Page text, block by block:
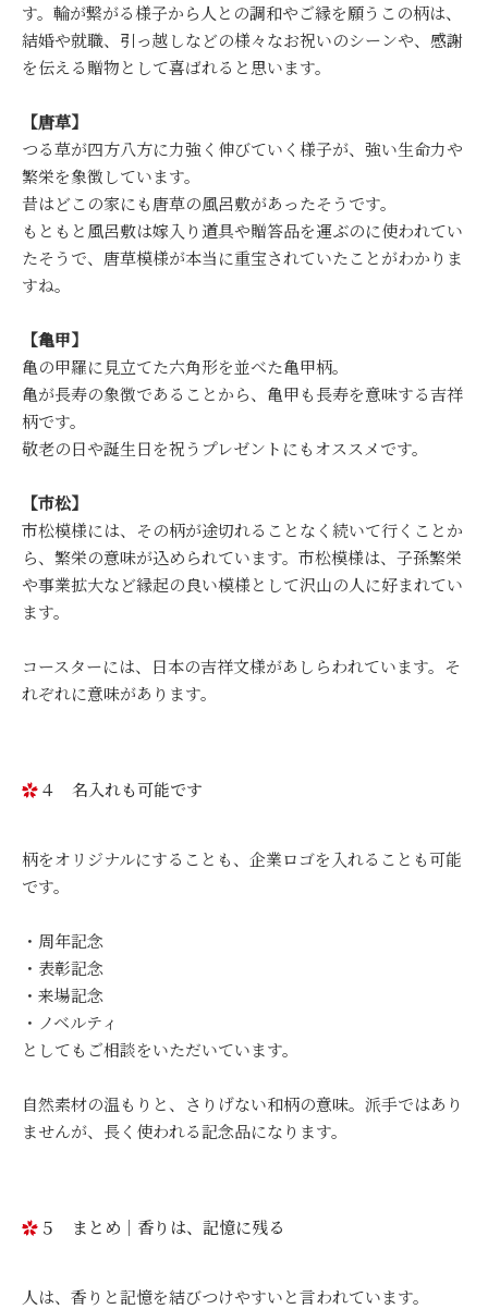
す。輪が繋がる様子から人との調和やご縁を願うこの柄は、
結婚や就職、引っ越しなどの様々なお祝いのシーンや、感謝
を伝える贈物として喜ばれると思います。
【唐草】
つる草が四方八方に力強く伸びていく様子が、強い生命力や
繁栄を象徴しています。
昔はどこの家にも唐草の風呂敷があったそうです。
もともと風呂敷は嫁入り道具や贈答品を運ぶのに使われてい
たそうで、唐草模様が本当に重宝されていたことがわかりま
すね。
【亀甲】
亀の甲羅に見立てた六角形を並べた亀甲柄。
亀が長寿の象徴であることから、亀甲も長寿を意味する吉祥
柄です。
敬老の日や誕生日を祝うプレゼントにもオススメです。
【市松】
市松模様には、その柄が途切れることなく続いて行くことか
ら、繁栄の意味が込められています。市松模様は、子孫繁栄
や事業拡大など縁起の良い模様として沢山の人に好まれてい
ます。
コースターには、日本の吉祥文様があしらわれています。そ
れぞれに意味があります。
４ 名入れも可能です
柄をオリジナルにすることも、企業ロゴを入れることも可能
です。
・周年記念
・表彰記念
・来場記念
・ノベルティ
としてもご相談をいただいています。
自然素材の温もりと、さりげない和柄の意味。派手ではあり
ませんが、長く使われる記念品になります。
５ まとめ｜香りは、記憶に残る
人は、香りと記憶を結びつけやすいと言われています。